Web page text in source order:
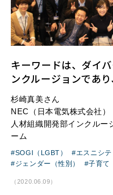
キーワードは、ダイ
ンクルージョンであ
杉崎真美さん
NEC（日本電気株式会社）
人材組織開発部インクルー
ーム
SOGI（LGBT）
エスニシテ
ジェンダー（性別）
子育て
（2020.06.09）